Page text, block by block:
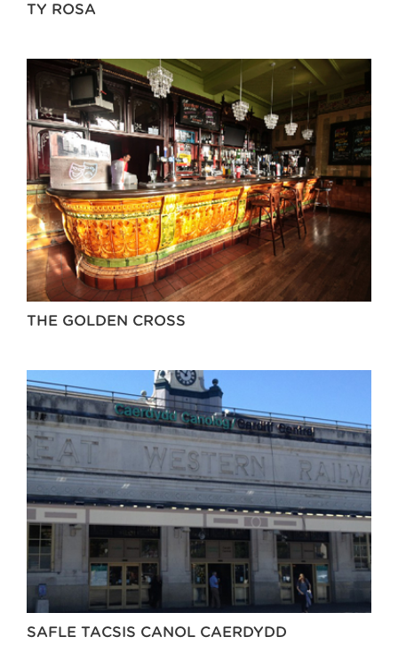
TY ROSA
THE GOLDEN CROSS
SAFLE TACSIS CANOL CAERDYDD